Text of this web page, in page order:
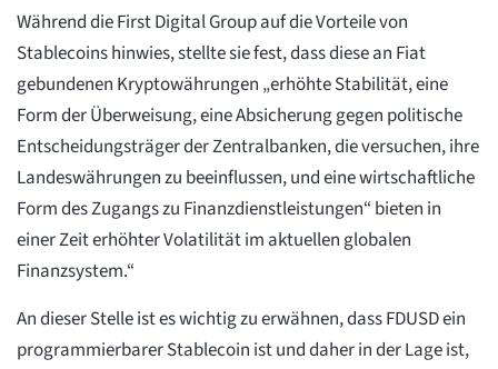
Während die First Digital Group auf die Vorteile von
Stablecoins hinwies, stellte sie fest, dass diese an Fiat
gebundenen Kryptowährungen „erhöhte Stabilität, eine
Form der Überweisung, eine Absicherung gegen politische
Entscheidungsträger der Zentralbanken, die versuchen, ihre
Landeswährungen zu beeinflussen, und eine wirtschaftliche
Form des Zugangs zu Finanzdienstleistungen“ bieten in
einer Zeit erhöhter Volatilität im aktuellen globalen
Finanzsystem.“
An dieser Stelle ist es wichtig zu erwähnen, dass FDUSD ein
programmierbarer Stablecoin ist und daher in der Lage ist,